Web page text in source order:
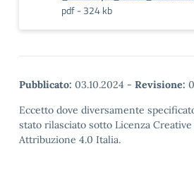
pdf - 324 kb
Pubblicato: 03.10.2024 - Revisione:
Eccetto dove diversamente
stato rilasciato sotto Licenza
Attribuzione 4.0 Italia.